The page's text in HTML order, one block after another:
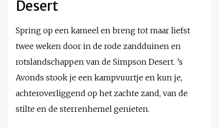
Desert
Spring op een kameel en breng tot maar liefst
twee weken door in de rode zandduinen en
rotslandschappen van de Simpson Desert. ’s
Avonds stook je een kampvuurtje en kun je,
achteroverliggend op het zachte zand, van de
stilte en de sterrenhemel genieten.